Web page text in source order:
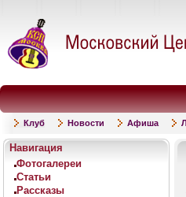
Клуб Новости Афиша
Навигация
Фотогалереи
Статьи
Рассказы